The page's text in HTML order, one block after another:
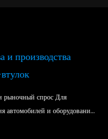
спрос Для
и оборудовани...